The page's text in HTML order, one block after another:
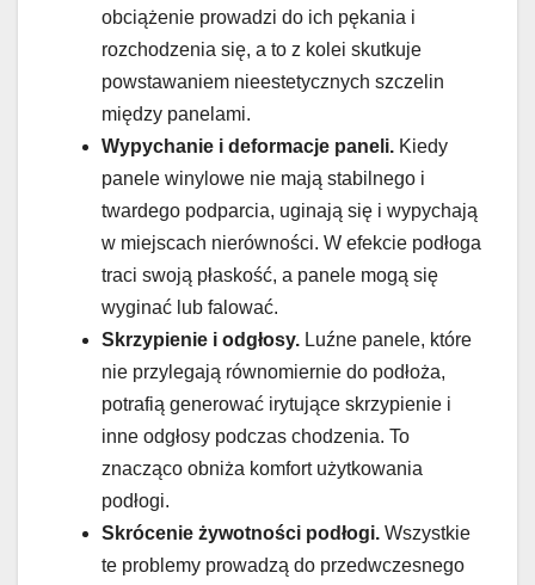
obciążenie prowadzi do ich pękania i
rozchodzenia się, a to z kolei skutkuje
powstawaniem nieestetycznych szczelin
między panelami.
Wypychanie i deformacje paneli. Kiedy
panele winylowe nie mają stabilnego i
twardego podparcia, uginają się i wypychają
w miejscach nierówności. W efekcie podłoga
traci swoją płaskość, a panele mogą się
wyginać lub falować.
Skrzypienie i odgłosy. Luźne panele, które
nie przylegają równomiernie do podłoża,
potrafią generować irytujące skrzypienie i
inne odgłosy podczas chodzenia. To
znacząco obniża komfort użytkowania
podłogi.
Skrócenie żywotności podłogi. Wszystkie
te problemy prowadzą do przedwczesnego